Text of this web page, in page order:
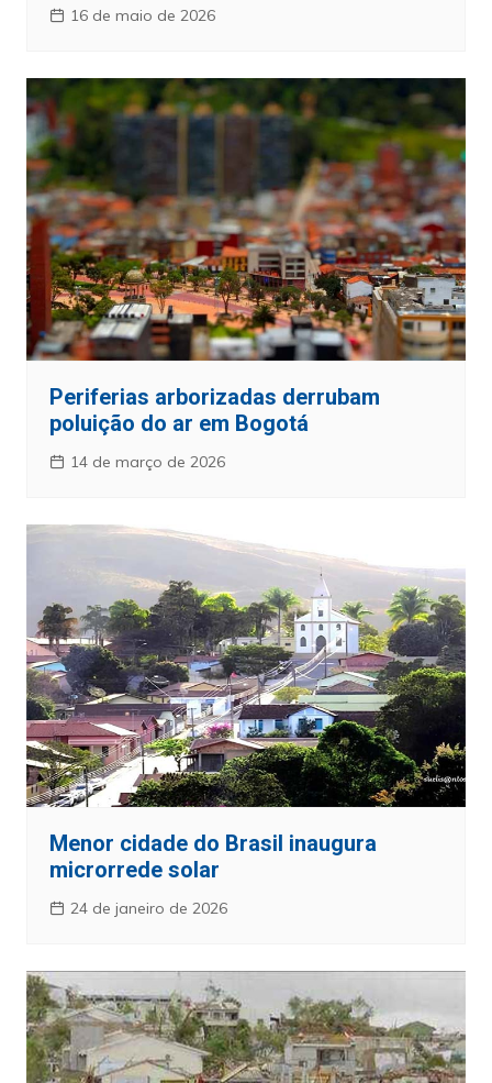
16 de maio de 2026
Periferias arborizadas derrubam
poluição do ar em Bogotá
14 de março de 2026
Menor cidade do Brasil inaugura
microrrede solar
24 de janeiro de 2026